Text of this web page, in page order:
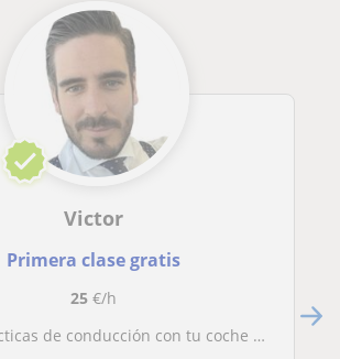
Victor
Primera clase gratis
25€/h
conducción con tu coche – Gana seguridad y confianza (Madrid)